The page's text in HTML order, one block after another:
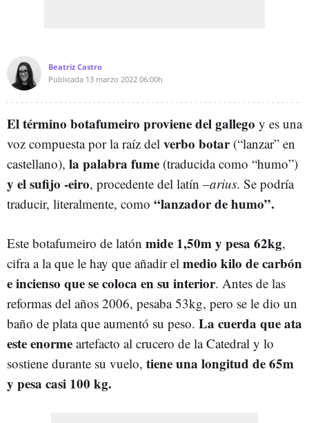
Beatriz Castro
Publicada 13 marzo 2022 06:00h
El término botafumeiro proviene del gallego y es una
voz compuesta por la raíz del verbo botar(“lanzar” en
castellano), la palabra fume (traducida como “humo”)
y el sufijo -eiro, procedente del latín –arius. Se podría
traducir, literalmente, como “lanzador de humo”.
Este botafumeiro de latón mide 1,50m y pesa 62kg,
cifra a la que le hay que añadir el medio kilo de carbón
e incienso que se coloca en su interior. Antes de las
reformas del años 2006, pesaba 53kg, pero se le dio un
baño de plata que aumentó su peso. La cuerda que ata
este enorme artefacto al crucero de la Catedral y lo
sostiene durante su vuelo, tiene una longitud de 65m
y pesa casi 100 kg.